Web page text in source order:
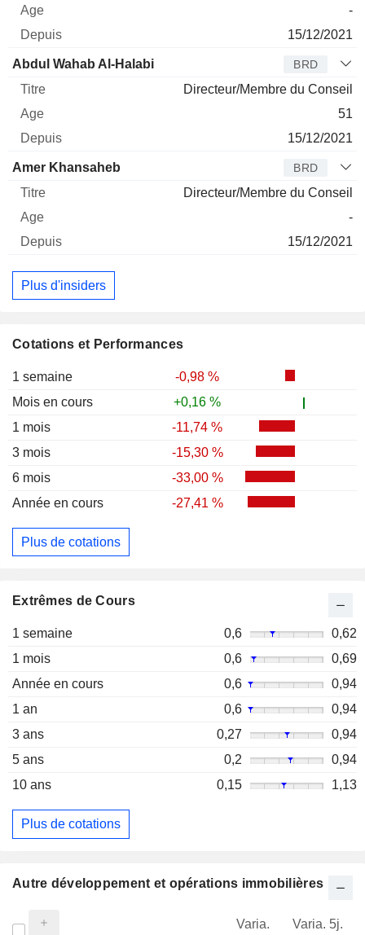
Cotations et Performances
1 semaine
-0,98 %
Mois en cours
+0,16 %
1 mois
-11,74 %
3 mois
-15,30 %
6 mois
-33,00 %
Année en cours
-27,41 %
Plus de cotations
Extrêmes de Cours
1 semaine 0,6
0,62
1 mois
0,6
0,69
Année en cours
0,6
0,94
1 an
0,6
0,94
3 ans
0,27
0,94
5 ans
0,2
0,94
10 ans
0,15 1,13
Plus de cotations
-
15/12/2021
Abdul Wahab Al-Halabi BRD
Directeur/Membre du Conseil
51
15/12/2021
Amer Khansaheb BRD
Directeur/Membre du Conseil
-
15/12/2021
Plus d'insiders
Autre développement et opérations immobilières
Varia. Varia. 5j.